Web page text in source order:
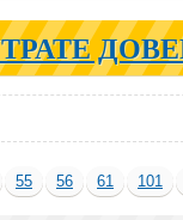
55 56 61 101